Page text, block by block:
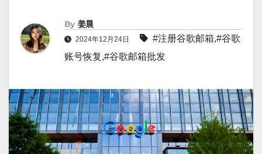
By 姜晨
2024年12月24日 #注册谷歌邮箱,#谷歌
账号恢复,#谷歌邮箱批发